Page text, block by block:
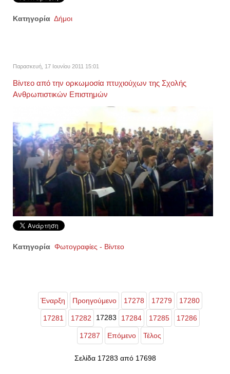
Κατηγορία Δήμοι
Παρασκευή, 17 Ιουνίου 2011 15:01
Βίντεο από την ορκωμοσία πτυχιούχων της Σχολής
Ανθρωπιστικών Επιστημών
Κατηγορία Φωτογραφίες - Βίντεο
Έναρξη Προηγούμενο 17278 17279 17280
17281 17282 17283 17284 17285 17286
17287 Επόμενο Τέλος
Σελίδα 17283 από 17698